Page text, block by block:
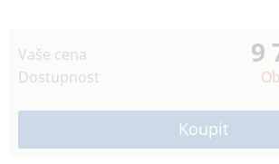
Vaše cena 9
Dostupnost